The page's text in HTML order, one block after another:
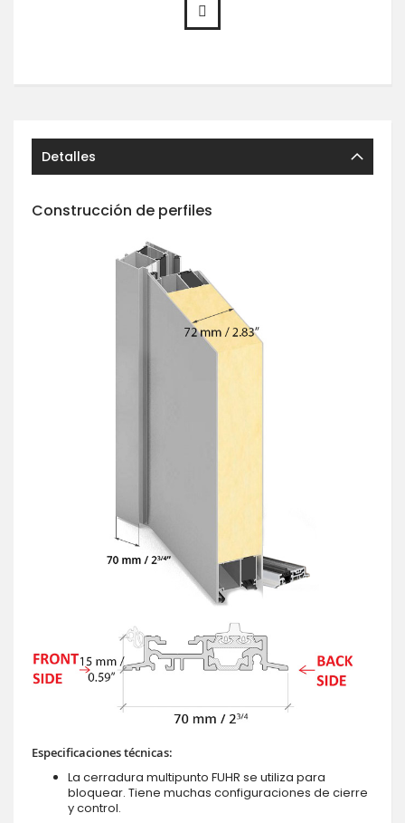
Detalles
Construcción de perfiles
Especificaciones técnicas:
La cerradura multipunto FUHR se utiliza para
bloquear. Tiene muchas configuraciones de cierre
y control.